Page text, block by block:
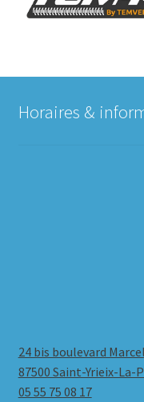
Horaires &
24 bis boulevard
87500 Saint-Yrieix-La-
05 55 75 08 17